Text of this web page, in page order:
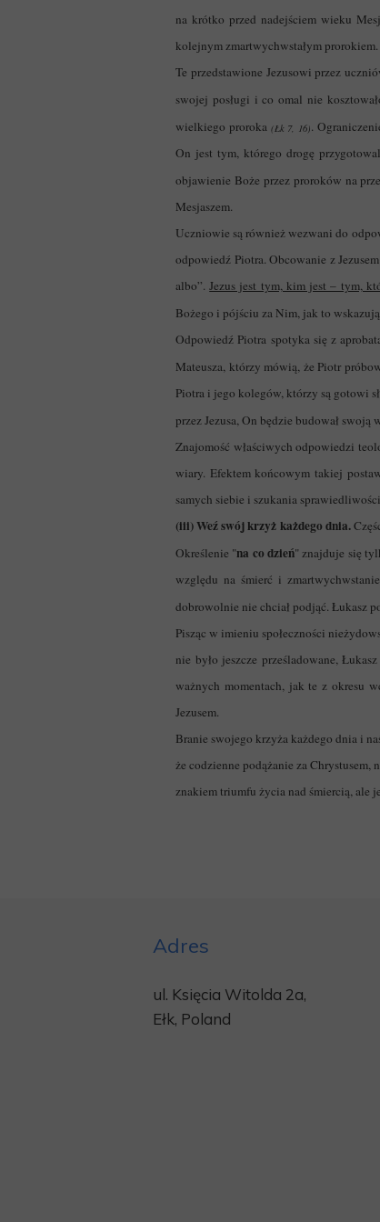
na krótko przed nadejściem wieku
kolejnym zmartwychwstałym prorokiem.
Te przedstawione Jezusowi przez
swojej posługi i co omal nie
wielkiego proroka (Łk 7, 16).
On jest tym, którego drogę
objawienie Boże przez proroków na
Mesjaszem.
Uczniowie są również wezwani do
odpowiedź Piotra. Obcowanie z
albo”.Jezus jest tym, kim jest – tym,
Bożego i pójściu za Nim, jak to
Odpowiedź Piotra spotyka się z
Mateusza, którzy mówią, że Piotr
Piotra i jego kolegów, którzy są gotowi
przez Jezusa, On będzie budował
Znajomość właściwych odpowiedzi
wiary. Efektem końcowym takiej
samych siebie i szukania
(iii) Weź swój krzyż każdego dnia.
Określenie "na co dzień" znajduje się
względu na śmierć i
dobrowolnie nie chciał podjąć. Łukasz
Pisząc w imieniu społeczności
nie było jeszcze prześladowane,
ważnych momentach, jak te z okresu
Jezusem.
Branie swojego krzyża każdego dnia i
że codzienne podążanie za
znakiem triumfu życia nad śmiercią, ale
Adres
ul. Księcia Witolda 2a,
Ełk, Poland